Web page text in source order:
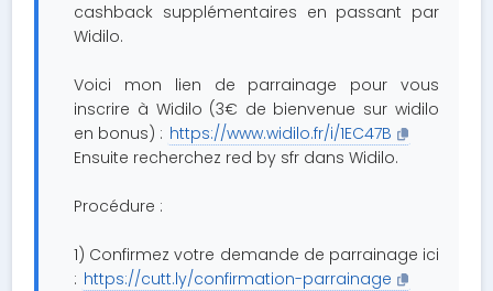
cashback supplémentaires en passant par
Widilo.
Voici mon lien de parrainage pour vous
inscrire à Widilo (3€ de bienvenue sur widilo
en bonus) : https://www.widilo.fr/i/1EC47B
Ensuite recherchez red by sfr dans Widilo.
Procédure :
1) Confirmez votre demande de parrainage ici
: https://cutt.ly/confirmation-parrainage